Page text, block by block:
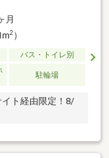
月
2）
バス・トイレ別
駐輪場
ト経由限定！8/